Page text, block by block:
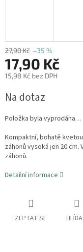
27,90 Kč –35 %
17,90 Kč
15,98 Kč bez DPH
cena:
Na dotaz
Položka byla vyprodána…
Kompaktní, bohatě
záhonů vysoká jen 20
záhonů.
Detailní informace
ZEPTAT SE